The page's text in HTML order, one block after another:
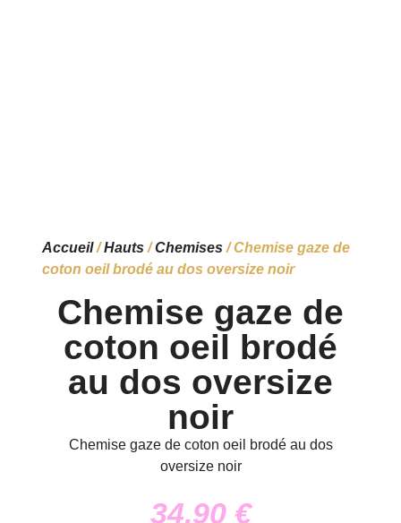
Accueil/Hauts/Chemises/ Chemise gaze de
coton oeil brodé au dos oversize noir
Chemise gaze de
coton oeil brodé
au dos oversize
noir
Chemise gaze de coton oeil brodé au dos
oversize noir
34,90 €